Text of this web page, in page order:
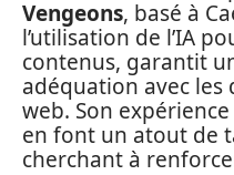
Vengeons, basé à
l’utilisation de l’IA
contenus, garantit
adéquation avec les
web. Son
en font un atout de
cherchant à